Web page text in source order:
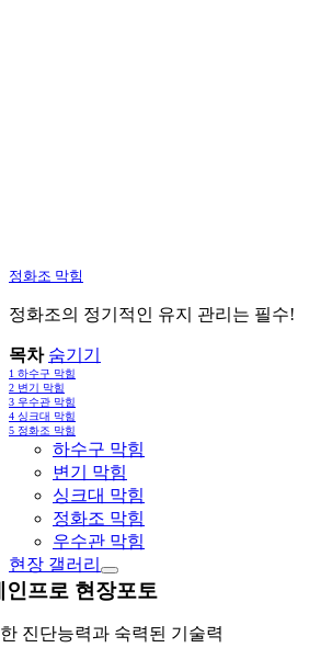
정화조 막힘
정화조의 정기적인 유지 관리는 필수!
목차 숨기기
1 하수구 막힘
2 변기 막힘
3 우수관 막힘
4 싱크대 막힘
5 정화조 막힘
하수구 막힘
변기 막힘
싱크대 막힘
정화조 막힘
우수관 막힘
현장 갤러리
인프로 현장포토
진단능력과 숙력된 기술력